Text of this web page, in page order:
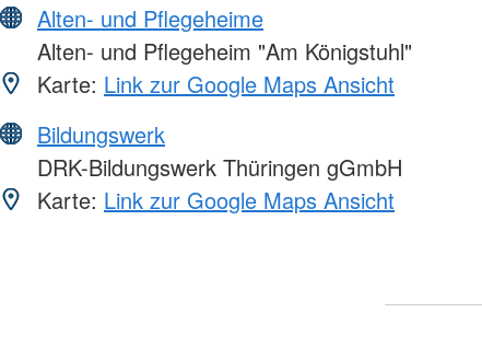
Alten- und Pflegeheime
Alten- und Pflegeheim "Am Königstuhl"
Karte: Link zur Google Maps Ansicht
Bildungswerk
DRK-Bildungswerk Thüringen gGmbH
Karte: Link zur Google Maps Ansicht